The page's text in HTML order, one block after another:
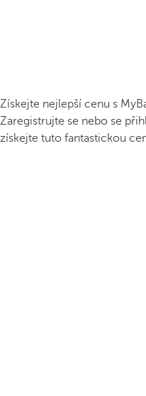
Získejte nejlepší cenu s
Zaregistrujte se nebo se
získejte tuto fantastickou